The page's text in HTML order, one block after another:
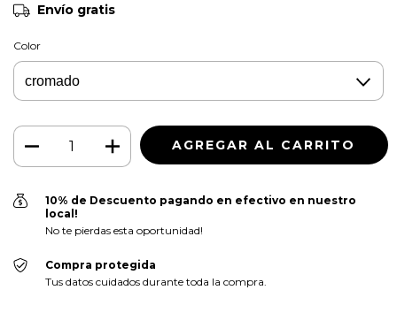
Envío gratis
Color
10% de Descuento pagando en efectivo en nuestro
local!
No te pierdas esta oportunidad!
Compra protegida
Tus datos cuidados durante toda la compra.